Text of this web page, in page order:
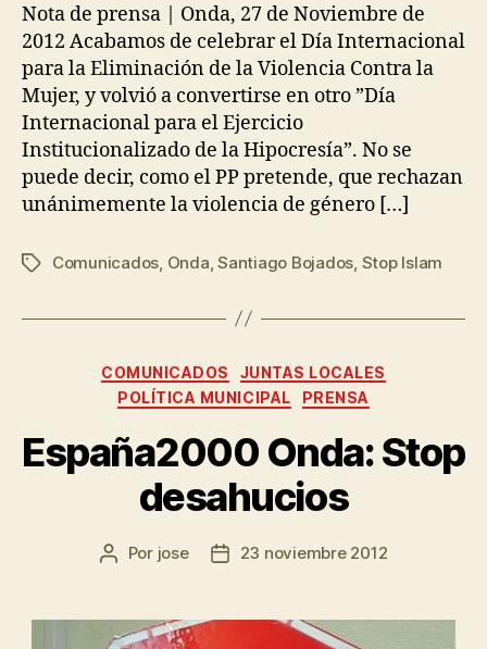
Nota de prensa | Onda, 27 de Noviembre de
2012 Acabamos de celebrar el Día Internacional
para la Eliminación de la Violencia Contra la
Mujer, y volvió a convertirse en otro ”Día
Internacional para el Ejercicio
Institucionalizado de la Hipocresía”. No se
puede decir, como el PP pretende, que rechazan
unánimemente la violencia de género […]
Comunicados Onda ,Santiago Bojados Stop Islam
COMUNICADOS
JUNTAS LOCALES
POLÍTICA MUNICIPAL
PRENSA
España2000 Onda: Stop
desahucios
Por jose 23 noviembre 2012